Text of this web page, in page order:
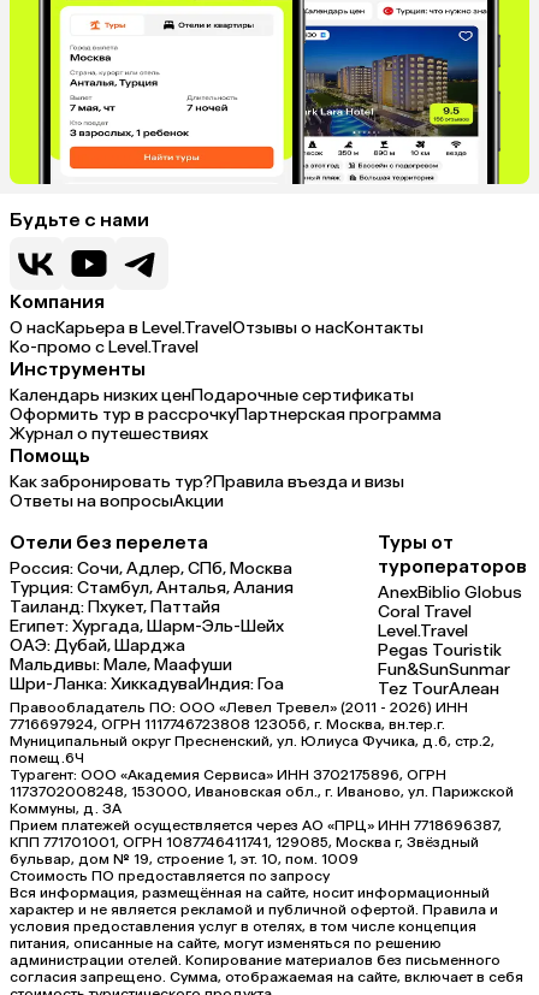
Будьте с нами
Компания
О насКарьера в Level.TravelОтзывы о насКонтакты
Ко-промо с Level.Travel
Инструменты
Календарь низких ценПодарочные сертификаты
Оформить тур в рассрочкуПартнерская программа
Журнал о путешествиях
Помощь
Как забронировать тур?Правила въезда и визы
Ответы на вопросыАкции
Отели без перелета
Россия:Сочи,Адлер,СПб,Москва
Турция:Стамбул,Анталья,Алания
Таиланд:Пхукет,Паттайя
Египет:Хургада,Шарм-Эль-Шейх
ОАЭ:Дубай,Шарджа
Мальдивы:Мале,Маафуши
Шри-Ланка:ХиккадуваИндия:Гоа
Туры от
туроператоров
AnexBiblio Globus
Coral Travel
Level.Travel
Pegas Touristik
Fun&SunSunmar
Tez TourАлеан
Правообладатель ПО: ООО «Левел Тревел» (2011 - 2026) ИНН
7716697924, ОГРН 1117746723808 123056, г. Москва, вн.тер.г.
Муниципальный округ Пресненский, ул. Юлиуса Фучика, д.6, стр.2,
помещ.6Ч
Турагент: ООО «Академия Сервиса» ИНН 3702175896, ОГРН
1173702008248, 153000, Ивановская обл., г. Иваново, ул. Парижской
Коммуны, д. ЗА
Прием платежей осуществляется через АО «ПРЦ» ИНН 7718696387,
КПП 771701001, ОГРН 1087746411741, 129085, Москва г, Звёздный
бульвар, дом № 19, строение 1, эт. 10, пом. 1009
Стоимость ПО предоставляется по запросу
Вся информация, размещённая на сайте, носит информационный
характер и не является рекламой и публичной офертой. Правила и
условия предоставления услуг в отелях, в том числе концепция
питания, описанные на сайте, могут изменяться по решению
администрации отелей. Копирование материалов без письменного
согласия запрещено. Сумма, отображаемая на сайте, включает в себя